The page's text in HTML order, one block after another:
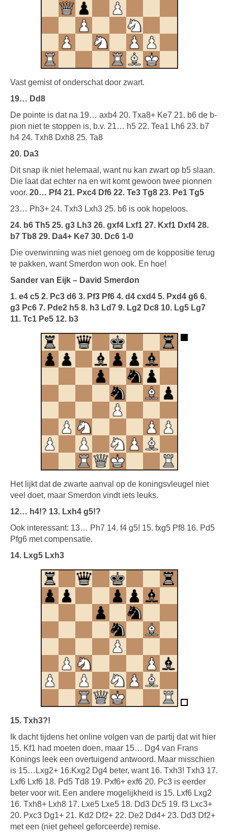
Vast gemist of onderschat door zwart.
19… Dd8
De pointe is dat na 19… axb4 20. Txa8+ Ke7 21. b6 de b-
pion niet te stoppen is, b.v. 21… h5 22. Tea1 Lh6 23. b7
h4 24. Txh8 Dxh8 25. Ta8
20. Da3
Dit snap ik niet helemaal, want nu kan zwart op b5 slaan.
Die laat dat echter na en wit komt gewoon twee pionnen
voor. 20… Pf4 21. Pxc4 Df6 22. Te3 Tg8 23. Pe1 Tg5
23… Ph3+ 24. Txh3 Lxh3 25. b6 is ook hopeloos.
24. b6 Th5 25. g3 Lh3 26. gxf4 Lxf1 27. Kxf1 Dxf4 28.
b7 Tb8 29. Da4+ Ke7 30. Dc6 1-0
Die overwinning was niet genoeg om de koppositie terug
te pakken, want Smerdon won ook. En hoe!
Sander van Eijk – David Smerdon
1. e4 c5 2. Pc3 d6 3. Pf3 Pf6 4. d4 cxd4 5. Pxd4 g6 6.
g3 Pc6 7. Pde2 h5 8. h3 Ld7 9. Lg2 Dc8 10. Lg5 Lg7
11. Tc1 Pe5 12. b3
Het lijkt dat de zwarte aanval op de koningsvleugel niet
veel doet, maar Smerdon vindt iets leuks.
12… h4!? 13. Lxh4 g5!?
Ook interessant: 13… Ph7 14. f4 g5! 15. fxg5 Pf8 16. Pd5
Pfg6 met compensatie.
14. Lxg5 Lxh3
15. Txh3?!
Ik dacht tijdens het online volgen van de partij dat wit hier
15. Kf1 had moeten doen, maar 15… Dg4 van Frans
Konings leek een overtuigend antwoord. Maar misschien
is 15…Lxg2+ 16.Kxg2 Dg4 beter, want 16. Txh3! Txh3 17.
Lxf6 Lxf6 18. Pd5 Td8 19. Pxf6+ exf6 20. Pc3 is eerder
beter voor wit. Een andere mogelijkheid is 15. Lxf6 Lxg2
16. Txh8+ Lxh8 17. Lxe5 Lxe5 18. Dd3 Dc5 19. f3 Lxc3+
20. Pxc3 Dg1+ 21. Kd2 Df2+ 22. De2 Dd4+ 23. Dd3 Df2+
met een (niet geheel geforceerde) remise.